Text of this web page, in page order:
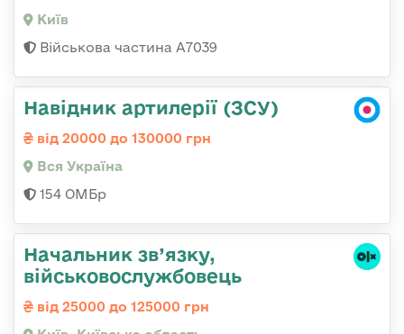
Київ
Військова частина А7039
Навідник артилерії (ЗСУ)
від 20000 до 130000 грн
Вся Україна
154 ОМБр
Начальник зв’язку,
військовослужбовець
від 25000 до 125000 грн